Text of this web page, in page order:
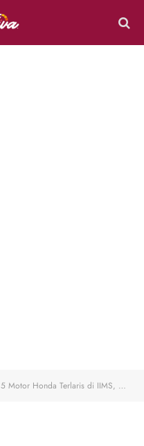
5 Motor Honda Terlaris di IIMS, Honda Vario 160 Jadi Primadona